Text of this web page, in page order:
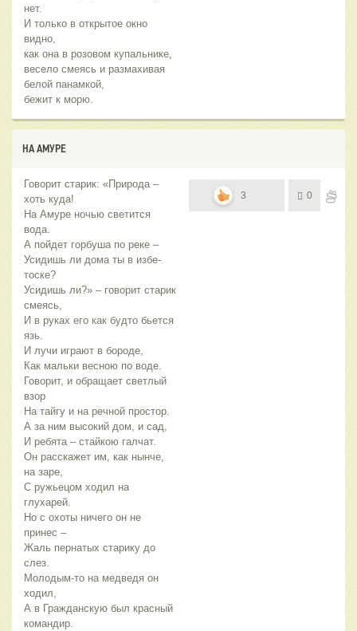
нет.
И только в открытое окно
видно,
как она в розовом купальнике,
весело смеясь и размахивая
белой панамкой,
бежит к морю.
НА АМУРЕ
Говорит старик: «Природа –
хоть куда!
На Амуре ночью светится
вода.
А пойдет горбуша по реке –
Усидишь ли дома ты в избе-
тоске?
Усидишь ли?» – говорит старик
смеясь,
И в руках его как будто бьется
язь.
И лучи играют в бороде,
Как мальки весною по воде.
Говорит, и обращает светлый
взор
На тайгу и на речной простор.
А за ним высокий дом, и сад,
И ребята – стайкою галчат.
Он расскажет им, как нынче,
на заре,
С ружьецом ходил на
глухарей.
Но с охоты ничего он не
принес –
Жаль пернатых старику до
слез.
Молодым-то на медведя он
ходил,
А в Гражданскую был красный
командир.
3 0